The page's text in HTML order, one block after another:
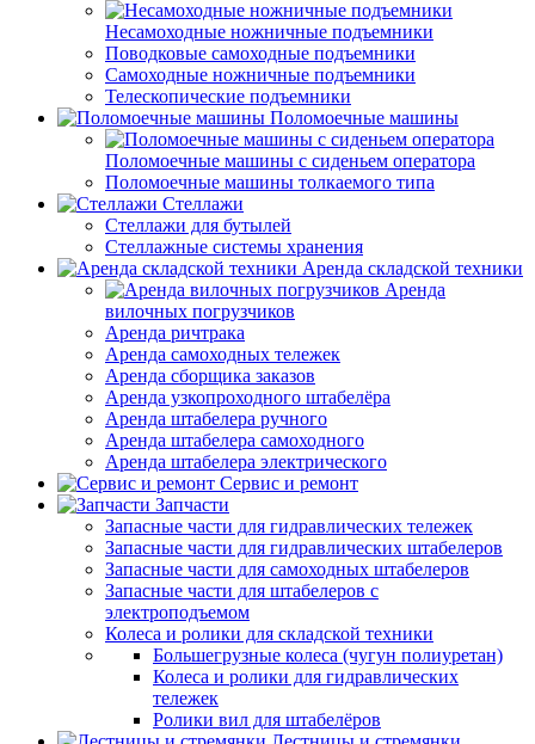
Несамоходные ножничные подъемники
Поводковые самоходные подъемники
Самоходные ножничные подъемники
Телескопические подъемники
Поломоечные машины
Поломоечные машины с сиденьем оператора
Поломоечные машины толкаемого типа
Стеллажи
Стеллажи для бутылей
Стеллажные системы хранения
Аренда складской техники
Аренда
вилочных погрузчиков
Аренда ричтрака
Аренда самоходных тележек
Аренда сборщика заказов
Аренда узкопроходного штабелёра
Аренда штабелера ручного
Аренда штабелера самоходного
Аренда штабелера электрического
Сервис и ремонт
Запчасти
Запасные части для гидравлических тележек
Запасные части для гидравлических штабелеров
Запасные части для самоходных штабелеров
Запасные части для штабелеров с
электроподъемом
Колеса и ролики для складской техники
Большегрузные колеса (чугун полиуретан)
Колеса и ролики для гидравлических
тележек
Ролики вил для штабелёров